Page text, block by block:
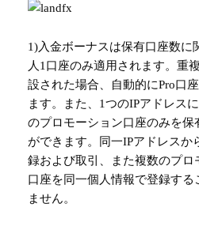
1)入金ボーナスは保有口座数に
人1口座のみ適用されます。重
設された場合、自動的にPro口
ます。また、1つのIPアドレス
のプロモーション口座のみを保
ができます。同一IPアドレスか
録および取引、また複数のプロ
口座を同一個人情報で登録する
ません。